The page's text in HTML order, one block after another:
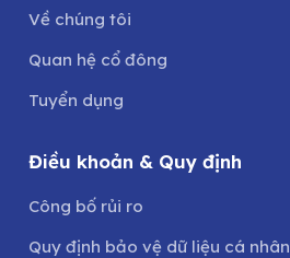
Về chúng tôi
Quan hệ cổ đông
Tuyển dụng
Điều khoản & Quy định
Công bố rủi ro
Quy định bảo vệ dữ liệu cá nhân